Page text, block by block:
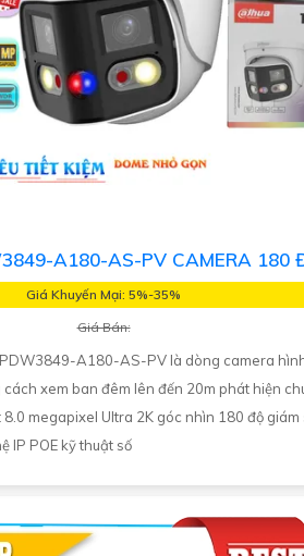
A180-AS-PV CAMERA 180
Giá Khuyến Mại: 5%-35%
Giá Bán:
A180-AS-PV là dòng camera
xem ban đêm lên đến 20m phát hiện
megapixel Ultra 2K góc nhìn 180 độ giám
IP POE kỹ thuật số